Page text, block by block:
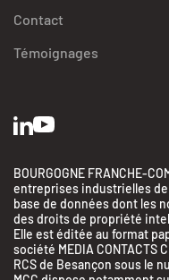
Contact
Témoignages
BOURGOGNE FRANCHE-
entreprises industrielles
base de données dont les
des droits de propriété
Elle est éditée au format
société MEDIA CONTACTS
RCS de Besançon sous le